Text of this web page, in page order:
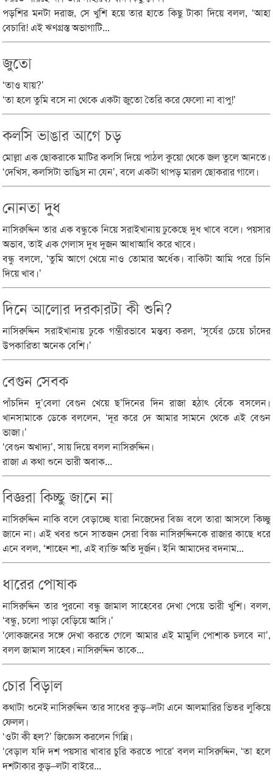
পড়শির মনটা দরাজ, সে খুশি হয়ে তার হাতে কিছু টাকা দিয়ে বলল, ‘আহা
বেচারি! এই ঋণগ্রস্ত অভাগাটি...
জুতো
‘তাও যায়?’
‘তা হলে তুমি বসে না থেকে একটা জুতো তৈরি করে ফেলো না বাপু!’
কলসি ভাঙার আগে চড়
মোল্লা এক ছোকরাকে মাটির কলসি দিয়ে পাঠল কুয়ো থেকে জল তুলে আনতে।
‘দেখিস, কলসিটা ভাঙিস না যেন’, বলে একটা থাপড় মারল ছোকরার গালে।
নোনতা দুধ
নাসিরুদ্দিন তার এক বন্ধুকে নিয়ে সরাইখানায় ঢুকেছে দুধ খাবে বলে। পয়সার
অভাব, তাই এক গেলাস দুধ দুজন আধাআধি করে খাবে।
বন্ধু বললে, ‘তুমি আগে খেয়ে নাও তোমার অর্ধেক। বাকিটা আমি পরে চিনি
দিয়ে খাব।’
দিনে আলোর দরকারটা কী শুনি?
নাসিরুদ্দিন সরাইখানায় ঢুকে গম্ভীরভাবে মন্তব্য করল, ‘সূর্যের চেয়ে চাঁদের
উপকারিতা অনেক বেশি।’
বেগুন সেবক
পাঁচদিন দু’বেলা বেগুন খেয়ে ছ’দিনের দিন রাজা হঠাৎ বেঁকে বসলেন।
খানসামাকে ডেকে বললেন, ‘দূর করে দে আমার সামনে থেকে এই বেগুন
ভাজা।’
‘বেগুন অখাদ্য’, সায় দিয়ে বলল নাসিরুদ্দিন।
রাজা এ কথা শুনে ভারী অবাক...
বিজ্ঞরা কিচ্ছু জানে না
নাসিরুদ্দিন নাকি বলে বেড়াচ্ছে যারা নিজেদের বিজ্ঞ বলে তারা আসলে কিচ্ছু
জানে না। এই খবর শুনে সাতজন সেরা বিজ্ঞ নাসিরুদ্দিনকে রাজার কাছে ধরে
এনে বলল, ‘শাহেন শা, এই ব্যক্তি অতি দুর্জন। ইনি আমাদের বদনাম...
ধারের পোষাক
নাসিরুদ্দিন তার পুরনো বন্ধু জামাল সাহেবের দেখা পেয়ে ভারী খুশি। বলল,
‘বন্ধু, চলো পাড়া বেড়িয়ে আসি।’
‘লোকজনের সঙ্গে দেখা করতে গেলে আমার এই মামুলি পোশাক চলবে না’,
বলল জামাল সাহেব। নাসিরুদ্দিন তাকে...
চোর বিড়াল
কথাটা শুনেই নাসিরুদ্দিন তার সাধের কুড়–লটা এনে আলমারির ভিতর লুকিয়ে
ফেলল।
‘ওটা কী হল?’ জিজ্ঞেস করলেন গিন্নি।
‘বেড়াল যদি দশ পয়সার খাবার চুরি করতে পারে’ বলল নাসিরুদ্দিন, ‘তা হলে
দশটাকার কুড়–লটা বাইরে...